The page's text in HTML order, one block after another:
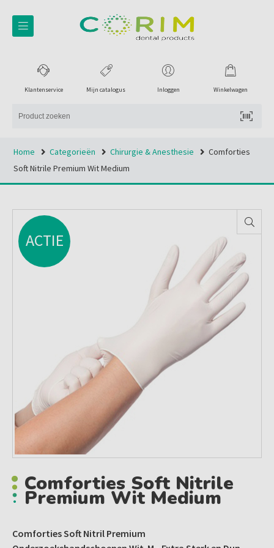
Winkelwagen
Inloggen
Mijn catalogus
Klantenservice
Home Categorieën Chirurgie & Anesthesie
Comforties
Soft Nitrile Premium Wit Medium
ACTIE
Comforties Soft Nitrile
Premium Wit Medium
Comforties Soft Nitril Premium